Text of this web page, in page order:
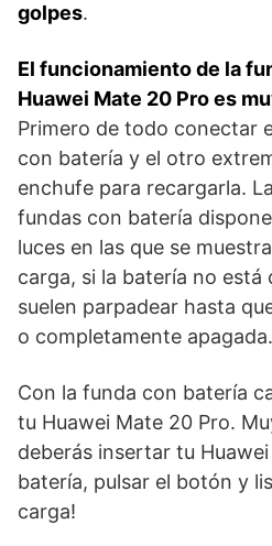
golpes.
El funcionamiento de la
Huawei Mate 20 Pro es
Primero de todo conectar
con batería y el otro
enchufe para recargarla.
fundas con batería
luces en las que se
carga, si la batería no está
suelen parpadear hasta
o completamente apagada.
Con la funda con batería
tu Huawei Mate 20 Pro.
deberás insertar tu
batería, pulsar el botón y
carga!